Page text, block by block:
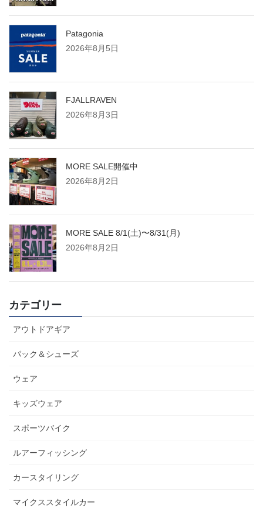
Patagonia
2026年8月5日
FJALLRAVEN
2026年8月3日
MORE SALE開催中
2026年8月2日
MORE SALE 8/1(土)〜8/31(月)
2026年8月2日
カテゴリー
アウトドアギア
パック＆シューズ
ウェア
キッズウェア
スポーツバイク
ルアーフィッシング
カースタイリング
マイクススタイルカー